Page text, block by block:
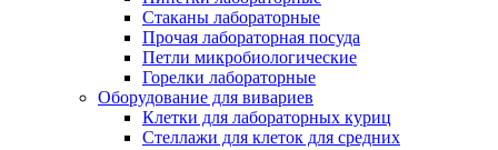
Стаканы лабораторные
Прочая лабораторная посуда
Петли микробиологические
Горелки лабораторные
Оборудование для вивариев
Клетки для лабораторных куриц
Стеллажи для клеток для средних